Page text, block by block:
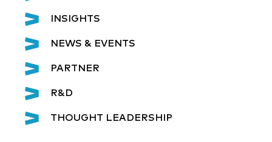
INSIGHTS
NEWS & EVENTS
PARTNER
R&D
THOUGHT LEADERSHIP